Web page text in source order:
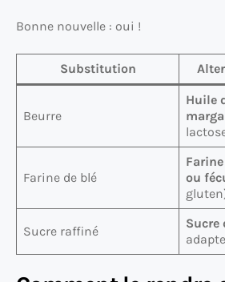
Bonne nouvelle : oui !
Substitution
Beurre
Huile
Farine de blé
ou
Sucre raffiné
Sucre